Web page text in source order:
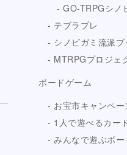
GO-TRPGシノ
テブラプレ
シノビガミ流派
MTRPGプロジェ
ボードゲーム
お宝市キャンペー
1人で遊べるカー
みんなで遊ぶボー